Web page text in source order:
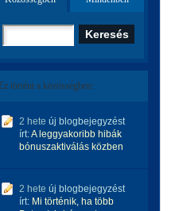
Ez történt a közösségben:
2 hete új blogbejegyzést
írt:A leggyakoribb hibák
bónuszaktiválás közben
2 hete új blogbejegyzést
írt: Mi történik, ha több